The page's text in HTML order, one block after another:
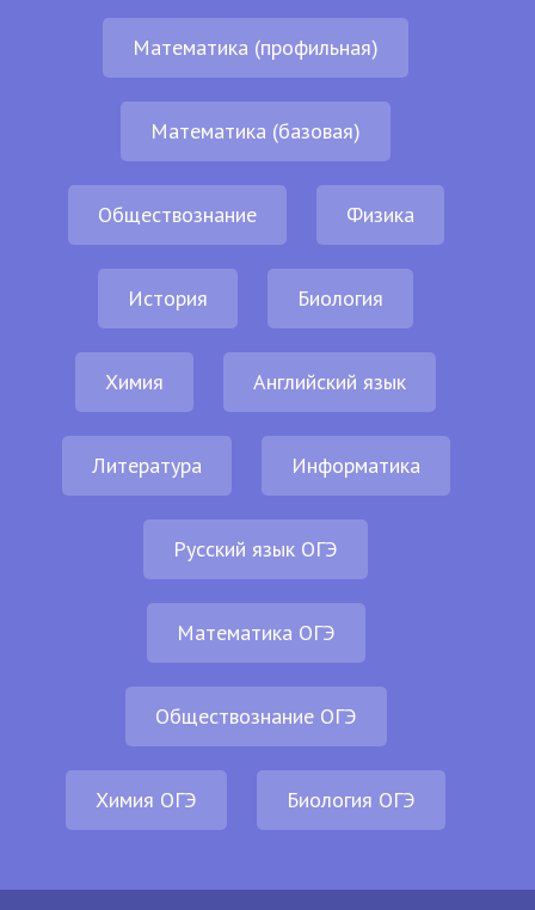
Математика (профильная)
Математика (базовая)
Обществознание Физика
История Биология
Химия Английский язык
Литература Информатика
Русский язык ОГЭ
Математика ОГЭ
Обществознание ОГЭ
Химия ОГЭ Биология ОГЭ